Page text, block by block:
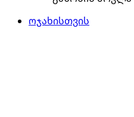
ოჯახისთვის